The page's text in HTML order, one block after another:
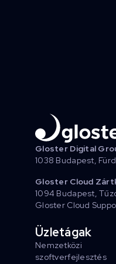
Gloster Digital
1038 Budapest,
Gloster Cloud
1094 Budapest,
Gloster Cloud
Üzletágak
Nemzetközi
szoftverfejlesztés